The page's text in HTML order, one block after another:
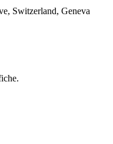
Switzerland, Geneva